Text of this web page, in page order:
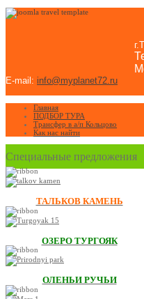
E-mail: info@myplanet72.ru
Главная
ПОДБОР ТУРА
Трансфер в а/п Кольцово
Как нас найти
Специальные предложения
ТАЛЬКОВ КАМЕНЬ
ОЗЕРО ТУРГОЯК
ОЛЕНЬИ РУЧЬИ